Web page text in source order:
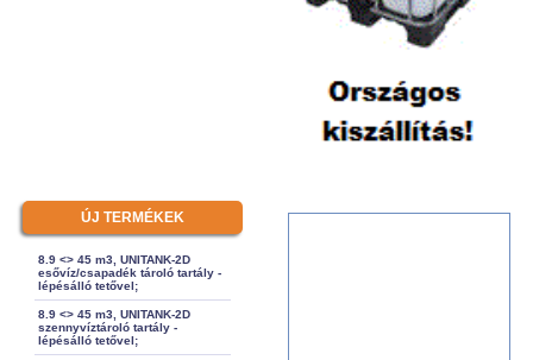
ÚJ TERMÉKEK
8.9 <> 45 m3, UNITANK-2D
esővíz/csapadék tároló tartály -
lépésálló tetővel;
8.9 <> 45 m3, UNITANK-2D
szennyvíztároló tartály -
lépésálló tetővel;